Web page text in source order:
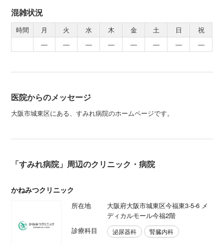
混雑状況
時間 月 火 水 木 金 土 日
祝
―
― ― ― ― ― ― ―
医院からのメッセージ
大阪市城東区にある、すみれ病院のホームページです。
「すみれ病院」周辺のクリニック・病院
かねみつクリニック
所在地
大阪府大阪市城東区今福東3-5-6 メ
ディカルモール今福2階
診療科目
泌尿器科 腎臓内科